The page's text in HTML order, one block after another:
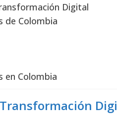
Digital
de Colombia
en Colombia